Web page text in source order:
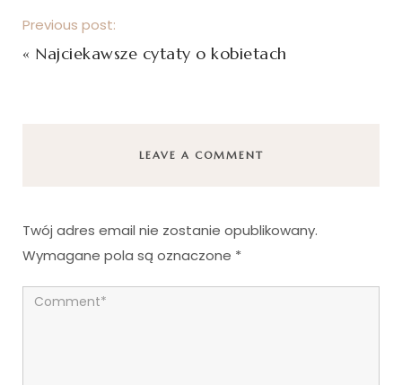
Previous post:
« Najciekawsze cytaty o kobietach
LEAVE A COMMENT
Twój adres email nie zostanie opublikowany.
Wymagane pola są oznaczone *